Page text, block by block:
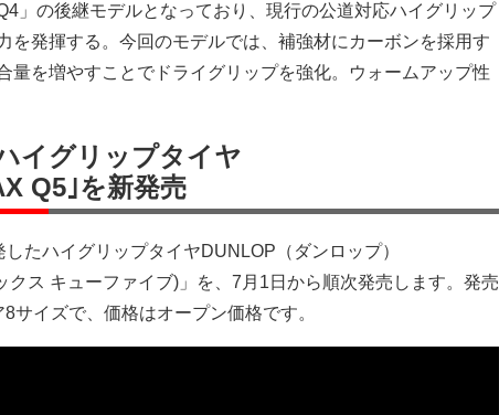
」の後継モデルとなっており、現行の公道対応ハイグリップ
を発揮する。今回のモデルでは、補強材にカーボンを採用す
量を増やすことでドライグリップを強化。ウォームアップ性
イグリップタイヤ
Q5｣を新発売
たハイグリップタイヤDUNLOP（ダンロップ）
クス キューファイブ)」を、7月1日から順次発売します。発売
サイズで、価格はオープン価格です。